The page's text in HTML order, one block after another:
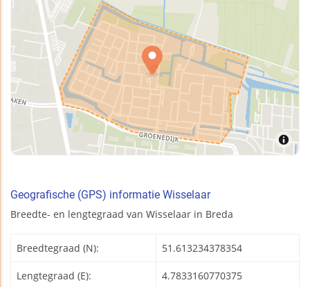
Geografische (GPS) informatie Wisselaar
Breedte- en lengtegraad van Wisselaar in Breda
Breedtegraad (N): 51.613234378354
Lengtegraad (E): 4.7833160770375